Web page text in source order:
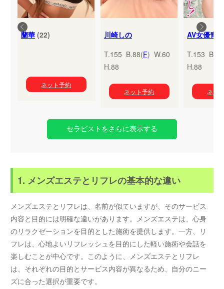
蘭華(22)
ネット予約
川崎しの
T.155 B.88(F) W.60
H.88
ネット予約
T.153
H.88
ネッ
セラピストをさらに表示する
1. メンズエステとリフレの基本的な違い
メンズエステとリフレは、名前が似ていますが、そのサービス
内容と目的には明確な違いがあります。メンズエステは、心身
のリラクゼーションを目的とした施術を提供します。一方、リ
フレは、心地よいリフレッシュを目的にした軽い施術や会話を
楽しむことが中心です。このように、メンズエステとリフレ
は、それぞれの目的とサービス内容が異なるため、自分のニー
ズに合った選択が重要です。